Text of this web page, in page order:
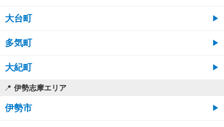
大台町
多気町
大紀町
伊勢志摩エリア
伊勢市